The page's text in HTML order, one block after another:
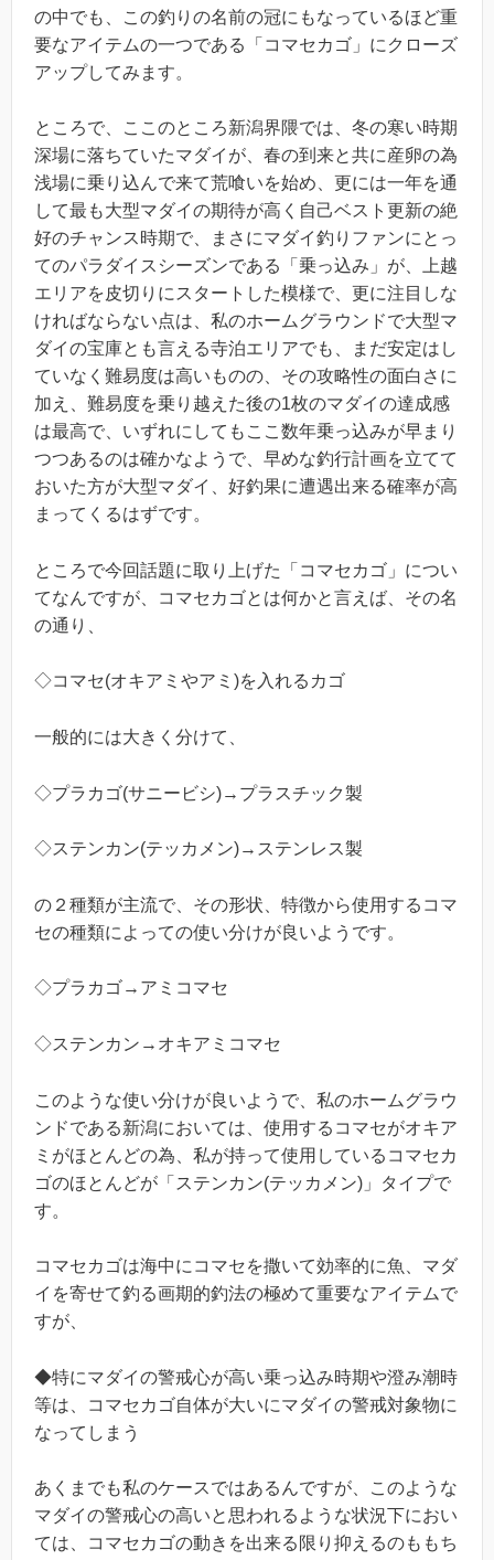
の中でも、この釣りの名前の冠にもなっているほど重
要なアイテムの一つである「コマセカゴ」にクローズ
アップしてみます。
ところで、ここのところ新潟界隈では、冬の寒い時期
深場に落ちていたマダイが、春の到来と共に産卵の為
浅場に乗り込んで来て荒喰いを始め、更には一年を通
して最も大型マダイの期待が高く自己ベスト更新の絶
好のチャンス時期で、まさにマダイ釣りファンにとっ
てのパラダイスシーズンである「乗っ込み」が、上越
エリアを皮切りにスタートした模様で、更に注目しな
ければならない点は、私のホームグラウンドで大型マ
ダイの宝庫とも言える寺泊エリアでも、まだ安定はし
ていなく難易度は高いものの、その攻略性の面白さに
加え、難易度を乗り越えた後の1枚のマダイの達成感
は最高で、いずれにしてもここ数年乗っ込みが早まり
つつあるのは確かなようで、早めな釣行計画を立てて
おいた方が大型マダイ、好釣果に遭遇出来る確率が高
まってくるはずです。
ところで今回話題に取り上げた「コマセカゴ」につい
てなんですが、コマセカゴとは何かと言えば、その名
の通り、
◇コマセ(オキアミやアミ)を入れるカゴ
一般的には大きく分けて、
◇プラカゴ(サニービシ)→プラスチック製
◇ステンカン(テッカメン)→ステンレス製
の２種類が主流で、その形状、特徴から使用するコマ
セの種類によっての使い分けが良いようです。
◇プラカゴ→アミコマセ
◇ステンカン→オキアミコマセ
このような使い分けが良いようで、私のホームグラウ
ンドである新潟においては、使用するコマセがオキア
ミがほとんどの為、私が持って使用しているコマセカ
ゴのほとんどが「ステンカン(テッカメン)」タイプで
す。
コマセカゴは海中にコマセを撒いて効率的に魚、マダ
イを寄せて釣る画期的釣法の極めて重要なアイテムで
すが、
◆特にマダイの警戒心が高い乗っ込み時期や澄み潮時
等は、コマセカゴ自体が大いにマダイの警戒対象物に
なってしまう
あくまでも私のケースではあるんですが、このような
マダイの警戒心の高いと思われるような状況下におい
ては、コマセカゴの動きを出来る限り抑えるのももち